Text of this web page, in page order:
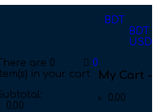
BDT
BDT
USD
My Cart -
৳ 0.00
0
There are 0
in your cart
0.00